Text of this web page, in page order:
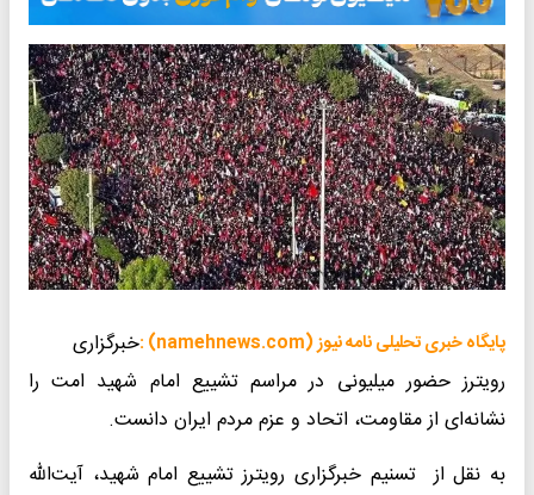
پایگاه خبری تحلیلی نامه نیوز (namehnews.com) :
خبرگزاری
رویترز حضور میلیونی در مراسم تشییع امام شهید امت را
نشانه‌ای از مقاومت، اتحاد و عزم مردم ایران دانست.
به نقل از تسنیم خبرگزاری رویترز تشییع امام شهید، آیت‌الله